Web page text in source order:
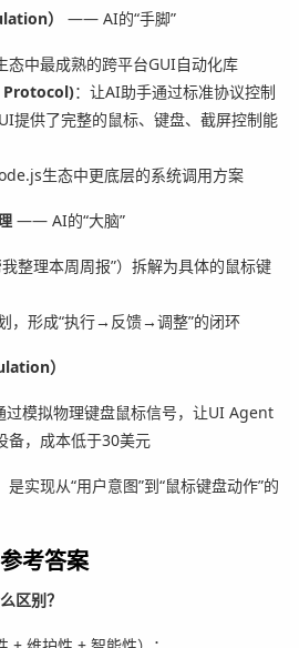
） —— AI的“手脚”
态中最成熟的跨平台GUI自动化库
Protocol)：让AI助手通过标准协议控制
提供了完整的鼠标、键盘、截屏控制能
生态中更底层的系统调用方案
—— AI的“大脑”
整理本周周报”）拆解为具体的鼠标键
，形成“执行→反馈→调整”的闭环
）
模拟物理键盘鼠标信号，让UI Agent
备，成本低于30美元
实现从“用户意图”到“鼠标键盘动作”的
考答案
区别？